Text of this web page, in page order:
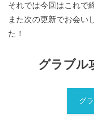
それでは今回はこれで
また次の更新でお会い
た！
グラブル
グ